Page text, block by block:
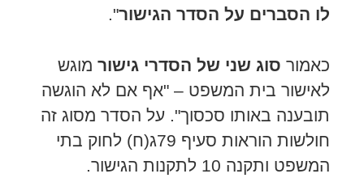
לו הסברים על הסדר הגישור".
כאמור סוג שני של הסדרי גישורמוגש
לאישור בית המשפט – "אף אם לא הוגשה
תובענה באותו סכסוך". על הסדר מסוג זה
חולשות הוראות סעיף 79ג(ח) לחוק בתי
המשפט ותקנה 10 לתקנות הגישור.